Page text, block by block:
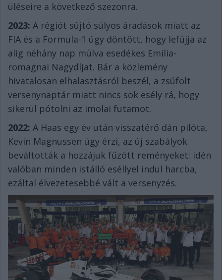
üléseire a következő szezonra.
2023: A régiót sújtó súlyos áradások miatt az
FIA és a Formula-1 úgy döntött, hogy lefújja az
alig néhány nap múlva esedékes Emilia-
romagnai Nagydíjat. Bár a közlemény
hivatalosan elhalasztásról beszél, a zsúfolt
versenynaptár miatt nincs sok esély rá, hogy
sikerül pótolni az imolai futamot.
2022: A Haas egy év után visszatérő dán pilóta,
Kevin Magnussen úgy érzi, az új szabályok
beváltották a hozzájuk fűzött reményeket: idén
valóban minden istálló eséllyel indul harcba,
ezáltal élvezetesebbé vált a versenyzés.